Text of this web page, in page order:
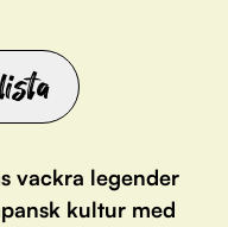
vackra legender
kultur med